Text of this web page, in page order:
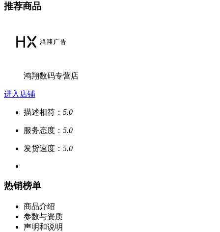
推荐商品
鸿翔数码专营店
进入店铺
描述相符： 5.0
服务态度： 5.0
发货速度： 5.0
热销榜单
商品介绍
参数与资质
声明和说明